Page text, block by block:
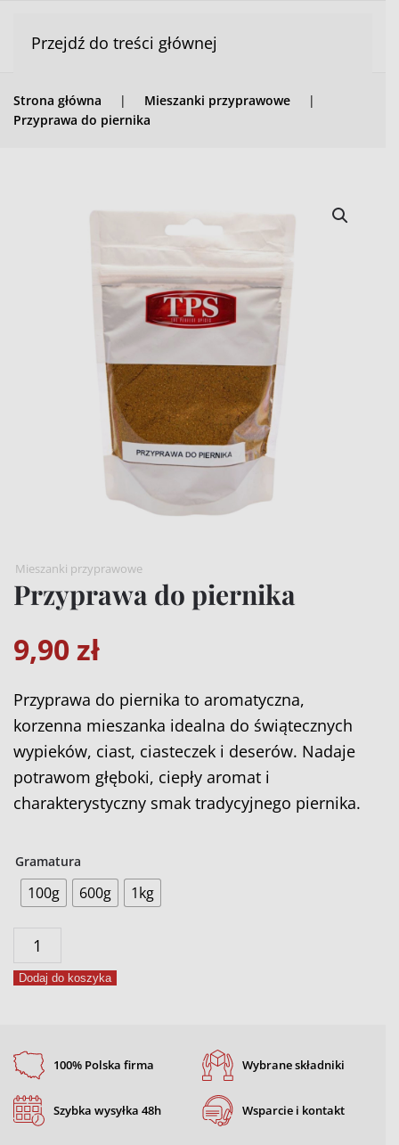
Przejdź do treści głównej
Strona główna
Mieszanki przyprawowe
Przyprawa do piernika
Mieszanki przyprawowe
Przyprawa do piernika
9,90 zł
Przyprawa do piernika to aromatyczna,
korzenna mieszanka idealna do świątecznych
wypieków, ciast, ciasteczek i deserów. Nadaje
potrawom głęboki, ciepły aromat i
charakterystyczny smak tradycyjnego piernika.
Gramatura
100g 600g 1kg
ilość
Przyprawa
do
Dodaj do koszyka
100% Polska firma
Szybka wysyłka 48h
Wybrane składniki
Wsparcie i kontakt